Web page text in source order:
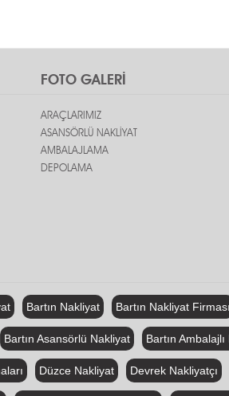
FOTO GALERİ
ARAÇLARIMIZ
ASANSÖRLÜ NAKLİYAT
AMBALAJLAMA
DEPOLAMA
Bartın Nakliyat Bartın Nakliyat Firması
Bartın Asansörlü Nakliyat Bartın
Düzce Nakliyat Devrek Nakliyatçı